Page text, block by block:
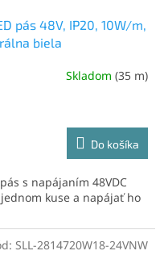
pás 48V, IP20, 10W/m,
biela
Skladom(35 m)
Do košíka
s napájaním 48VDC
kuse a napájať ho
SLL-2814720W18-24VNW